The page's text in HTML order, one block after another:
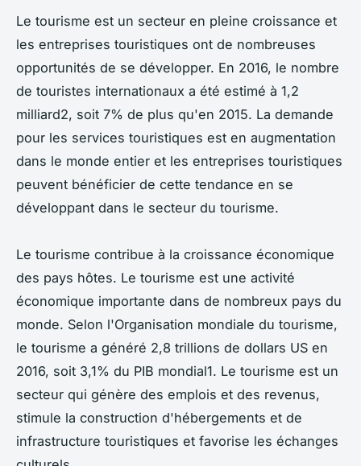
Le tourisme est un secteur en pleine croissance et
les entreprises touristiques ont de nombreuses
opportunités de se développer. En 2016, le nombre
de touristes internationaux a été estimé à 1,2
milliard2, soit 7% de plus qu'en 2015. La demande
pour les services touristiques est en augmentation
dans le monde entier et les entreprises touristiques
peuvent bénéficier de cette tendance en se
développant dans le secteur du tourisme.
Le tourisme contribue à la croissance économique
des pays hôtes. Le tourisme est une activité
économique importante dans de nombreux pays du
monde. Selon l'Organisation mondiale du tourisme,
le tourisme a généré 2,8 trillions de dollars US en
2016, soit 3,1% du PIB mondial1. Le tourisme est un
secteur qui génère des emplois et des revenus,
stimule la construction d'hébergements et de
infrastructure touristiques et favorise les échanges